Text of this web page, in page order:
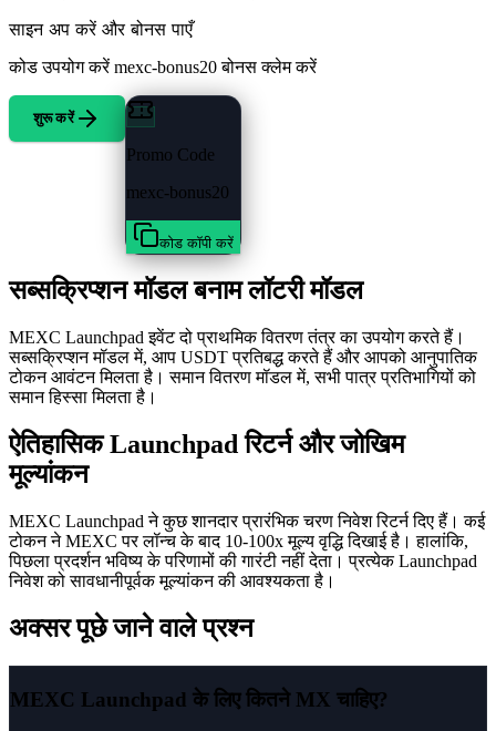
साइन अप करें और बोनस पाएँ
कोड उपयोग करें mexc-bonus20 बोनस क्लेम करें
शुरू करें
Promo Code
mexc-bonus20
कोड कॉपी करें
सब्सक्रिप्शन मॉडल बनाम लॉटरी मॉडल
MEXC Launchpad इवेंट दो प्राथमिक वितरण तंत्र का उपयोग करते हैं।
सब्सक्रिप्शन मॉडल में, आप USDT प्रतिबद्ध करते हैं और आपको आनुपातिक
टोकन आवंटन मिलता है। समान वितरण मॉडल में, सभी पात्र प्रतिभागियों को
समान हिस्सा मिलता है।
ऐतिहासिक Launchpad रिटर्न और जोखिम
मूल्यांकन
MEXC Launchpad ने कुछ शानदार प्रारंभिक चरण निवेश रिटर्न दिए हैं। कई
टोकन ने MEXC पर लॉन्च के बाद 10-100x मूल्य वृद्धि दिखाई है। हालांकि,
पिछला प्रदर्शन भविष्य के परिणामों की गारंटी नहीं देता। प्रत्येक Launchpad
निवेश को सावधानीपूर्वक मूल्यांकन की आवश्यकता है।
अक्सर पूछे जाने वाले प्रश्न
MEXC Launchpad के लिए कितने MX चाहिए?